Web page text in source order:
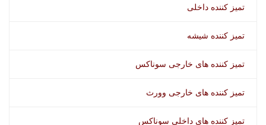
تمیز کننده داخلی
تمیز کننده شیشه
تمیز کننده های خارجی سوناکس
تمیز کننده های خارجی وورث
تمیز کننده های داخلی سوناکس